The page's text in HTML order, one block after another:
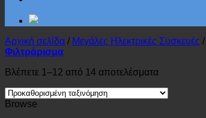
Αρχική σελίδα / Μεγάλες Ηλεκτρικές Συσκευές /
Φιλτράρισμα
Βλέπετε 1–12 από 14 αποτελέσματα
Browse